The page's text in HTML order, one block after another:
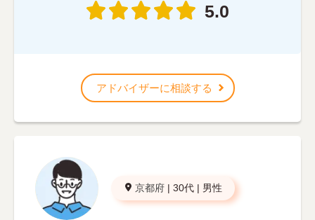
5.0
アドバイザーに相談する
京都府 | 30代 | 男性